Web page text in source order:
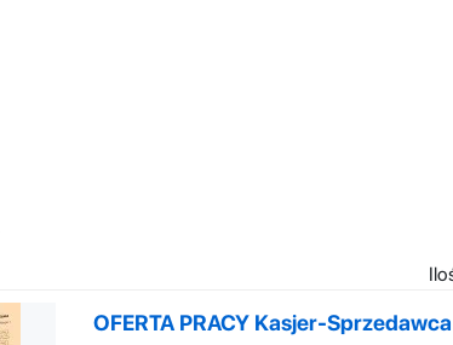
OFERTA PRACY Kasjer-Sprzedawca